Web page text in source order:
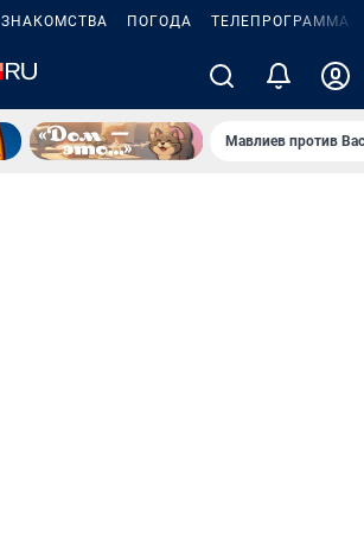
ЗНАКОМСТВА ПОГОДА ТЕЛЕПРОГРАММА
Мавлиев против